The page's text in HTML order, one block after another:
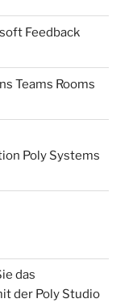
Feedback
Teams Rooms
Poly Systems
das
der Poly Studio